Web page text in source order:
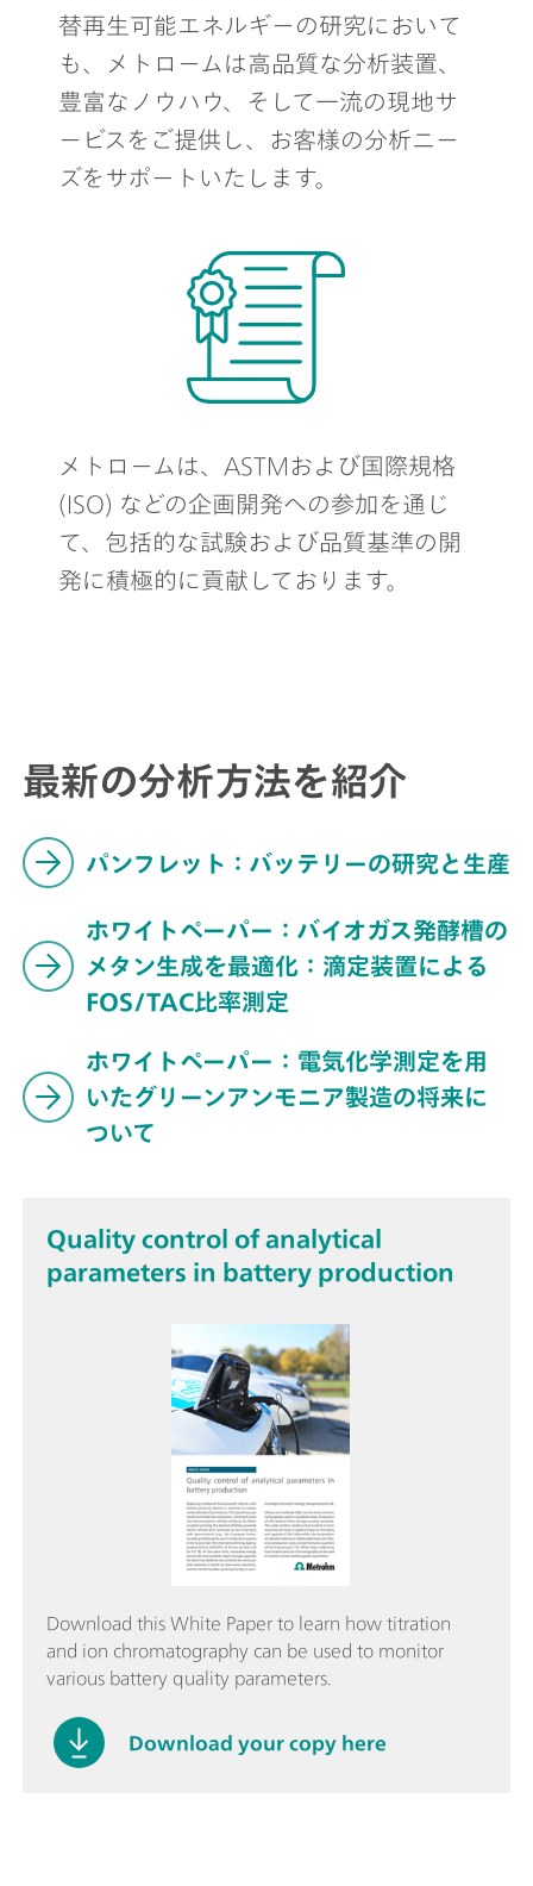
替再生可能エネルギーの研究において
も、メトロームは高品質な分析装置、
豊富なノウハウ、そして一流の現地サ
ービスをご提供し、お客様の分析ニー
ズをサポートいたします。
メトロームは、ASTMおよび国際規格
(ISO) などの企画開発への参加を通じ
て、包括的な試験および品質基準の開
発に積極的に貢献しております。
最新の分析方法を紹介
パンフレット：バッテリーの研究と生産
ホワイトペーパー：バイオガス発酵槽の
メタン生成を最適化：滴定装置による
FOS/TAC比率測定
ホワイトペーパー：電気化学測定を用
いたグリーンアンモニア製造の将来に
ついて
Quality control of analytical
parameters in battery production
Download this White Paper to learn how titration
and ion chromatography can be used to monitor
various battery quality parameters.
Download your copy here